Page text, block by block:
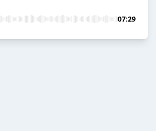
07:29